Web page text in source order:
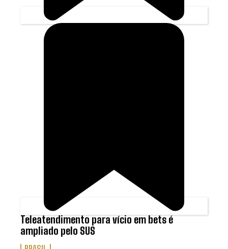
Teleatendimento para vício em bets é
ampliado pelo SUS